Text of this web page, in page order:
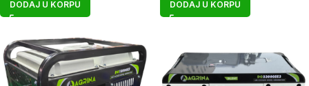
DODAJ U KORPU DODAJ U KORPU